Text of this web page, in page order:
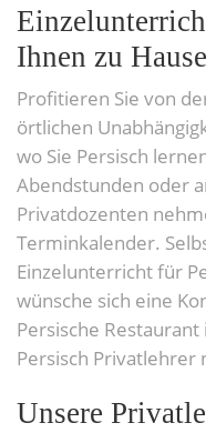
Ihnen zu Hause
Profitieren Sie von
örtlichen
wo Sie Persisch
Abendstunden oder
Privatdozenten
Terminkalender.
Einzelunterricht für
wünsche sich eine
Persische
Persisch Privatlehrer
Unsere